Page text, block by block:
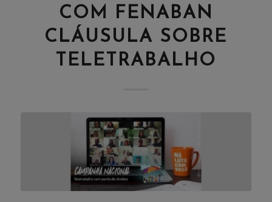
COM FENABAN
CLÁUSULA SOBRE
TELETRABALHO